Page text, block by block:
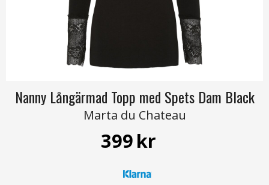
Nanny Långärmad Topp med Spets Dam Black
Marta du Chateau
399kr